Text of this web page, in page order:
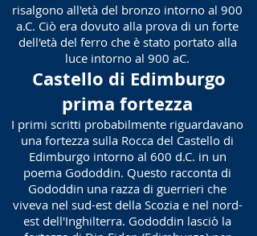
risalgono all'età del bronzo intorno al 900
a.C. Ciò era dovuto alla prova di un forte
dell'età del ferro che è stato portato alla
luce intorno al 900 aC.
Castello di Edimburgo
prima fortezza
I primi scritti probabilmente riguardavano
una fortezza sulla Rocca del Castello di
Edimburgo intorno al 600 d.C. in un
poema Gododdin. Questo racconta di
Gododdin una razza di guerrieri che
viveva nel sud-est della Scozia e nel nord-
est dell'Inghilterra. Gododdin lasciò la